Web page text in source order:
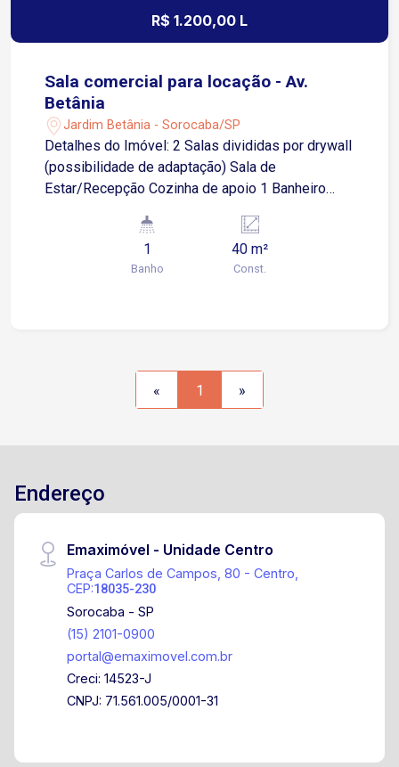
R$ 1.200,00 L
Sala comercial para locação - Av.
Betânia
Jardim Betânia - Sorocaba/SP
Detalhes do Imóvel: 2 Salas divididas por drywall
(possibilidade de adaptação) Sala de
Estar/Recepção Cozinha de apoio 1 Banheiro
Ao lado da Av. Ipanema Próxima a mercados,
farmácias, restaurantes e comércios em geral
Região com grande fluxo de pessoas e excelente
1
Banho
40 m²
Const.
« 1 »
Endereço
Emaximóvel - Unidade Centro
Praça Carlos de Campos, 80 - Centro,
CEP:18035-230
Sorocaba - SP
(15) 2101-0900
portal@emaximovel.com.br
Creci: 14523-J
CNPJ: 71.561.005/0001-31